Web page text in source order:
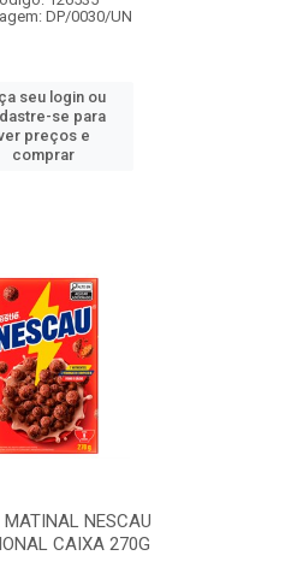
DP/0030/UN
seu login ou
se para
preços e
comprar
MATINAL NESCAU
CAIXA 270G